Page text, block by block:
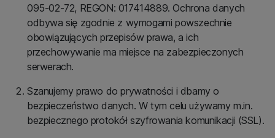
095-02-72, REGON: 017414889. Ochrona danych
odbywa się zgodnie z wymogami powszechnie
obowiązujących przepisów prawa, a ich
przechowywanie ma miejsce na zabezpieczonych
serwerach.
Szanujemy prawo do prywatności i dbamy o
bezpieczeństwo danych. W tym celu używamy m.in.
bezpiecznego protokół szyfrowania komunikacji (SSL).